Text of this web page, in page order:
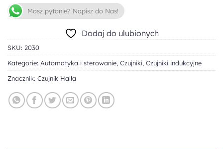
Masz pytanie? Napisz do Nas!
Dodaj do ulubionych
SKU: 2030
Kategorie: Automatyka i sterowanie, Czujniki, Czujniki indukcyjne
Znacznik: Czujnik Halla